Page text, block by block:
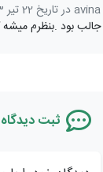
avina در تاریخ 22 تیر 1393
جالب بود .بنظرم
ثبت دیدگاه